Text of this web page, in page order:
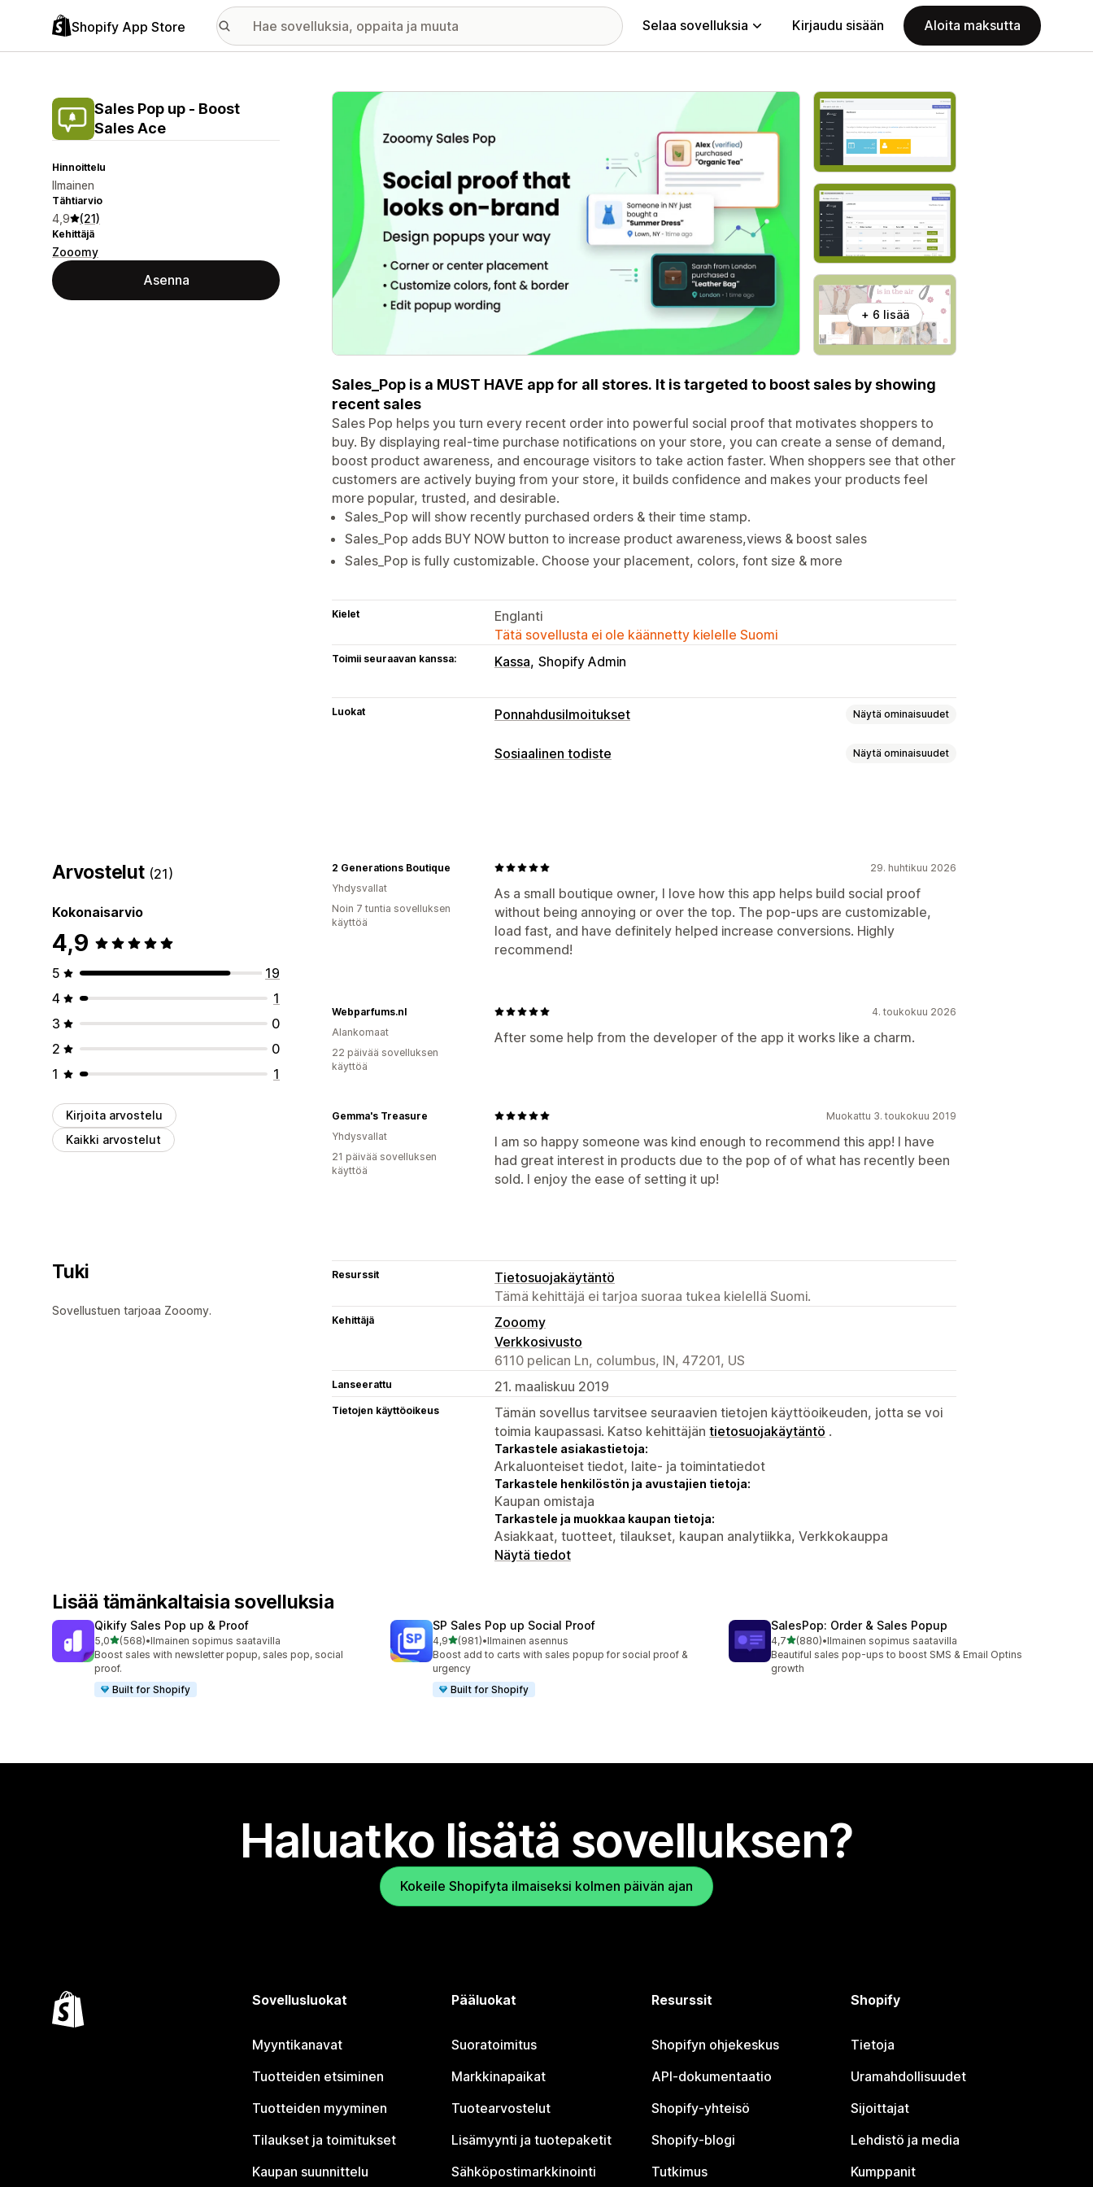
Shopify App Store Selaa sovelluksia Kirjaudu sisään Aloita maksutta
Sales Pop up ‑ Boost
Sales Ace
Hinnoittelu
Ilmainen
Tähtiarvio
4,9 (21)
Kehittäjä
Zooomy
Asenna
Esittelykuvagalleria
+ 6 lisää
Sales_Pop is a MUST HAVE app for all stores. It is targeted to boost sales by showing
recent sales
Sales Pop helps you turn every recent order into powerful social proof that motivates shoppers to
buy. By displaying real-time purchase notifications on your store, you can create a sense of demand,
boost product awareness, and encourage visitors to take action faster. When shoppers see that other
customers are actively buying from your store, it builds confidence and makes your products feel
more popular, trusted, and desirable.
Sales_Pop will show recently purchased orders & their time stamp.
Sales_Pop adds BUY NOW button to increase product awareness,views & boost sales
Sales_Pop is fully customizable. Choose your placement, colors, font size & more
Kielet
Englanti
Tätä sovellusta ei ole käännetty kielelle Suomi
Toimii seuraavan kanssa: Kassa Shopify Admin
Luokat Ponnahdusilmoitukset Näytä ominaisuudet
Ponnahdusilmoitustyypit
Sosiaalinen todiste Näytä ominaisuudet
Sitoutumisen seuranta
Arvostelut (21)
Kokonaisarvio
4,9
5
19
4
1
3
0
2
0
1
1
Kirjoita arvostelu
Kaikki arvostelut
29. huhtikuu 2026
As a small boutique owner, I love how this app helps build social proof
without being annoying or over the top. The pop‑ups are customizable,
load fast, and have definitely helped increase conversions. Highly
recommend!
2 Generations Boutique
Yhdysvallat
Noin 7 tuntia sovelluksen
käyttöä
4. toukokuu 2026
After some help from the developer of the app it works like a charm.
Webparfums.nl
Alankomaat
22 päivää sovelluksen
käyttöä
Muokattu 3. toukokuu 2019
I am so happy someone was kind enough to recommend this app! I have
had great interest in products due to the pop of of what has recently been
sold. I enjoy the ease of setting it up!
Gemma's Treasure
Yhdysvallat
21 päivää sovelluksen
käyttöä
Tuki
Sovellustuen tarjoaa Zooomy.
Resurssit
Tietosuojakäytäntö
Tämä kehittäjä ei tarjoa suoraa tukea kielellä Suomi.
Kehittäjä
Zooomy
Verkkosivusto
6110 pelican Ln, columbus, IN, 47201, US
Lanseerattu 21. maaliskuu 2019
Tietojen käyttöoikeus
Tämän sovellus tarvitsee seuraavien tietojen käyttöoikeuden, jotta se voi
toimia kaupassasi. Katso kehittäjän tietosuojakäytäntö .
Tarkastele asiakastietoja:
Arkaluonteiset tiedot, laite- ja toimintatiedot
Tarkastele henkilöstön ja avustajien tietoja:
Kaupan omistaja
Tarkastele ja muokkaa kaupan tietoja:
Asiakkaat, tuotteet, tilaukset, kaupan analytiikka, Verkkokauppa
Näytä tiedot
Lisää tämänkaltaisia sovelluksia
Qikify Sales Pop up & Proof
5,0/ 5 tähteä
(568)
568 arvostelua yhteensä
•Ilmainen sopimus saatavilla
Boost sales with newsletter popup, sales pop, social
proof.
Built for Shopify
SP Sales Pop up Social Proof
4,9/ 5 tähteä
(981)
981 arvostelua yhteensä
•Ilmainen asennus
Boost add to carts with sales popup for social proof &
urgency
Built for Shopify
SalesPop: Order & Sales Popup
4,7/ 5 tähteä
(880)
880 arvostelua yhteensä
•Ilmainen sopimus saatavilla
Beautiful sales pop-ups to boost SMS & Email Optins
growth
Haluatko lisätä sovelluksen?
Kokeile Shopifyta ilmaiseksi kolmen päivän ajan
Sovellusluokat
Myyntikanavat
Tuotteiden etsiminen
Tuotteiden myyminen
Tilaukset ja toimitukset
Kaupan suunnittelu
Pääluokat
Suoratoimitus
Markkinapaikat
Tuotearvostelut
Lisämyynti ja tuotepaketit
Sähköpostimarkkinointi
Resurssit
Shopifyn ohjekeskus
API-dokumentaatio
Shopify-yhteisö
Shopify-blogi
Tutkimus
Shopify
Tietoja
Uramahdollisuudet
Sijoittajat
Lehdistö ja media
Kumppanit